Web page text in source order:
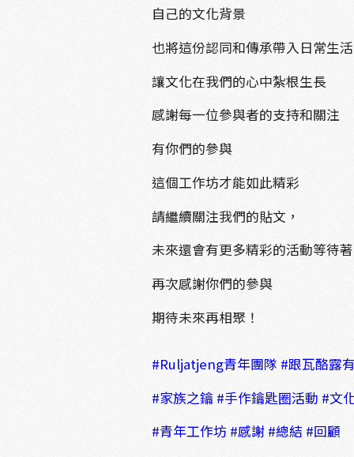
自己的文化背景
也將這份認同和傳承帶入日常生
讓文化在我們的心中紮根生長
感謝每一位參與者的支持和關注
有你們的參與
這個工作坊才能如此精彩
請繼續關注我們的貼文，
未來還會有更多精彩的活動等待
再次感謝你們的參與
期待未來再相聚！
#Ruljatjeng青年團隊 #跟瓦酪露
#家族之鑰 #手作鑰匙圈活動 #文
#青年工作坊 #感謝 #總結 #回顧